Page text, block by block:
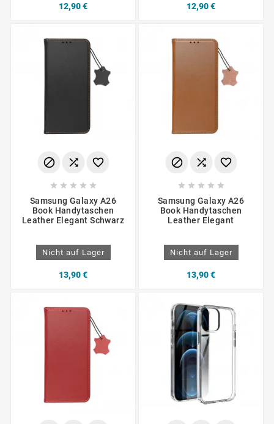
12,90 € 12,90 €
  
    
Samsung Galaxy A26
Book Handytaschen
Leather Elegant Schwarz
Nicht auf Lager
13,90 €
  
    
Samsung Galaxy A26
Book Handytaschen
Leather Elegant
Nicht auf Lager
13,90 €